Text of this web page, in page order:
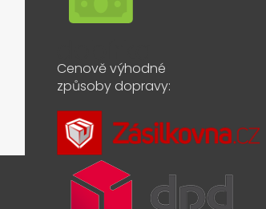
Cenově výhodné
způsoby dopravy: